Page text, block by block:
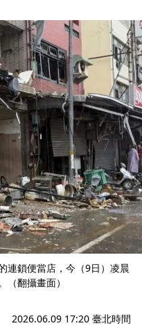
連鎖便當店，今（9日）凌晨
翻攝畫面）
2026.06.09 17:20 臺北時間